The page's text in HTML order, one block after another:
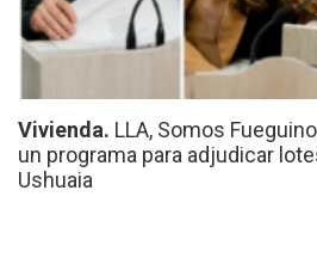
Vivienda. LLA, Somos
un programa para adjudicar
Ushuaia